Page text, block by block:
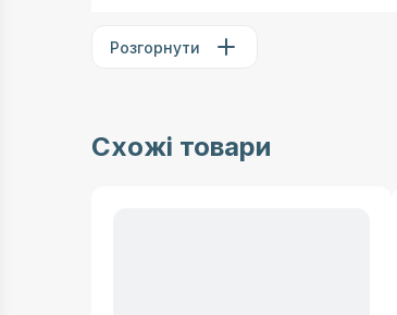
Розгорнути
Схожі товари